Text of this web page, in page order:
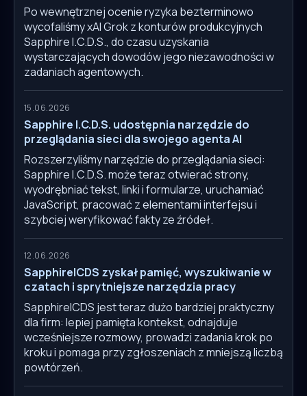
Po wewnętrznej ocenie ryzyka bezterminowo
wycofaliśmy xAI Grok z konturów produkcyjnych
Sapphire I.C.D.S., do czasu uzyskania
wystarczających dowodów jego niezawodności w
zadaniach agentowych.
15.06.2026
Sapphire I.C.D.S. udostępnia narzędzie do
przeglądania sieci dla swojego agenta AI
Rozszerzyliśmy narzędzie do przeglądania sieci:
Sapphire I.C.D.S. może teraz otwierać strony,
wyodrębniać tekst, linki i formularze, uruchamiać
JavaScript, pracować z elementami interfejsu i
szybciej weryfikować fakty ze źródeł.
12.06.2026
SapphireICDS zyskał pamięć, wyszukiwanie w
czatach i sprytniejsze narzędzia pracy
SapphireICDS jest teraz dużo bardziej praktyczny
dla firm: lepiej pamięta kontekst, odnajduje
wcześniejsze rozmowy, prowadzi zadania krok po
kroku i pomaga przy zgłoszeniach z mniejszą liczbą
powtórzeń.